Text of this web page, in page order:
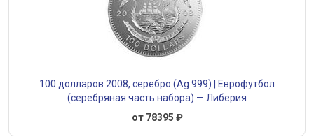
100 долларов 2008, серебро (Ag 999) | Еврофутбол
(серебряная часть набора) — Либерия
от 78395 ₽